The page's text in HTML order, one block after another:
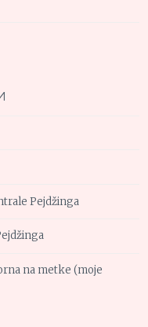
Pejdžinga
na metke (moje